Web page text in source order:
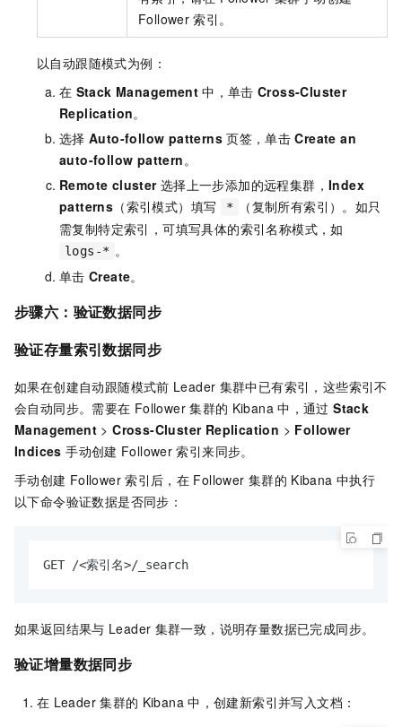
Follower 索引。
以自动跟随模式为例：
在 Stack Management 中，单击 Cross-Cluster
Replication。
选择 Auto-follow patterns 页签，单击 Create an
auto-follow pattern 。
Remote cluster 选择上一步添加的远程集群， Index
patterns （索引模式）填写 *
（复制所有索引）。如只
需复制特定索引，可填写具体的索引名称模式，如
logs-* 。
单击 Create。
步骤六：验证数据同步
验证存量索引数据同步
如果在创建自动跟随模式前 Leader 集群中已有索引，这些索引不
会自动同步。需要在 Follower 集群的 Kibana 中，通过Stack
Management >Cross-Cluster Replication > Follower
Indices 手动创建 Follower 索引来同步。
手动创建 Follower 索引后，在 Follower 集群的 Kibana 中执行
以下命令验证数据是否同步：
GET /<索引名>/_search
如果返回结果与 Leader 集群一致，说明存量数据已完成同步。
验证增量数据同步
在 Leader 集群的 Kibana 中，创建新索引并写入文档：